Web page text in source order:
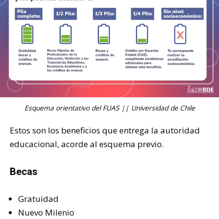
Esquema orientativo del FUAS || Universidad de Chile
Estos son los beneficios que entrega la autoridad
educacional, acorde al esquema previo.
Becas
Gratuidad
Nuevo Milenio